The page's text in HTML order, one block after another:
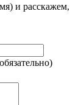
и расскажем,